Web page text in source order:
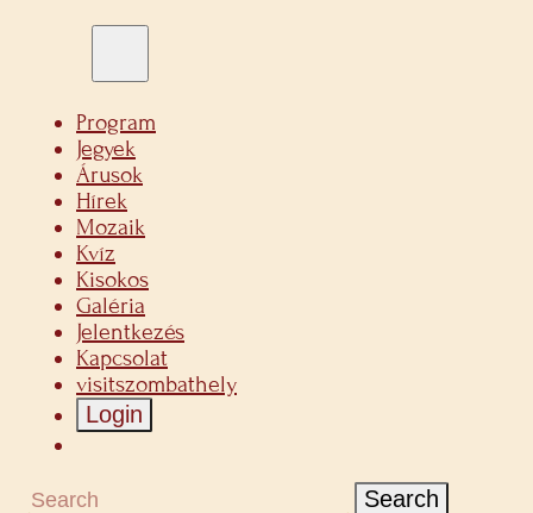
Program
Jegyek
Árusok
Hírek
Mozaik
Kvíz
Kisokos
Galéria
Jelentkezés
Kapcsolat
visitszombathely
Login
Search